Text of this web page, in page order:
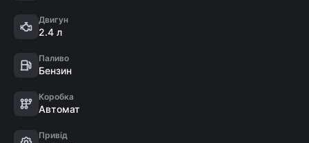
- Курсова стабілізація
- Система Start/Stop
- Автоматичне світло
- Датчик тиску в шинах
- Led оптика
Двигун
2.4 л
Паливо
Бензин
Коробка
Автомат
Привід